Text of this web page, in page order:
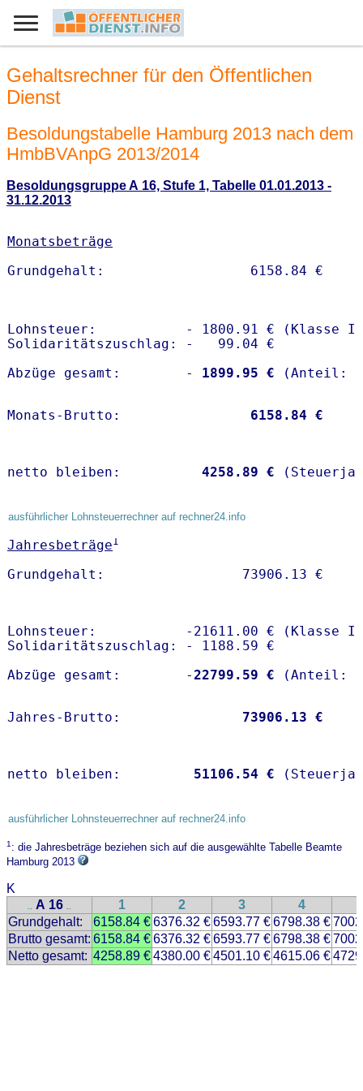
Gehaltsrechner für den Öffentlichen
Dienst
Besoldungstabelle Hamburg 2013 nach dem
HmbBVAnpG 2013/2014
Besoldungsgruppe A 16, Stufe 1, Tabelle 01.01.2013 -
31.12.2013
Monatsbeträge
Lohnsteuer:           - 1800.91 € (Klasse I)
Solidaritätszuschlag: -   99.04 €
Abzüge gesamt:        -
1899.95 €
Monats-Brutto: 6158.84 €
netto bleiben: 4258.89 €
ausführlicher Lohnsteuerrechner auf rechner24.info
Jahresbeträge1
Lohnsteuer:           -21611.00 € (Klasse I)
Solidaritätszuschlag: - 1188.59 €
Abzüge gesamt:        -22799.59 €
Jahres-Brutto: 73906.13 €
netto bleiben: 51106.54 €
ausführlicher Lohnsteuerrechner auf rechner24.info
1: die Jahresbeträge beziehen sich auf die ausgewählte Tabelle Beamte
Hamburg 2013
K
.. A 16 .. 1 2 3 4
Grundgehalt:
6158.84 €6376.32 €6593.77 €6798.38 €
Brutto gesamt: 6158.84 €6376.32 €6593.77 €6798.38 €
Netto gesamt: 4258.89 €4380.00 €4501.10 €4615.06 €